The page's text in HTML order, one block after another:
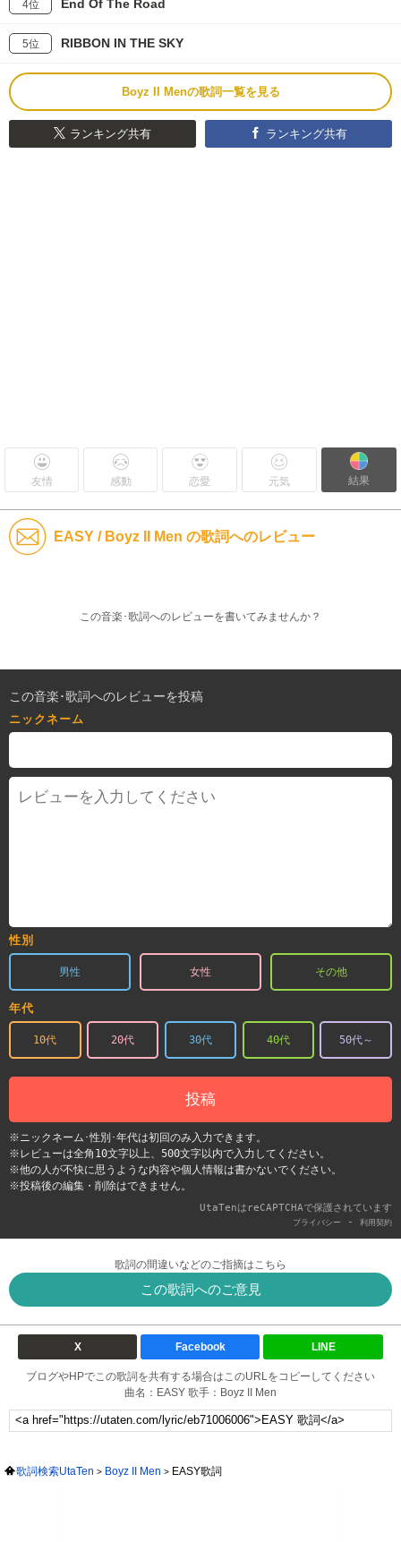
4位 End Of The Road
5位 RIBBON IN THE SKY
Boyz II Menの歌詞一覧を見る
ランキング共有 ランキング共有
友情 感動 恋愛 元気 結果
EASY / Boyz II Men の歌詞へのレビュー
この音楽･歌詞へのレビューを書いてみませんか？
この音楽･歌詞へのレビューを投稿
ニックネーム
性別
男性 女性 その他
年代
10代 20代 30代 40代 50代～
投稿
※ニックネーム･性別･年代は初回のみ入力できます。
※レビューは全角10文字以上、500文字以内で入力してください。
※他の人が不快に思うような内容や個人情報は書かないでください。
※投稿後の編集・削除はできません。
UtaTenはreCAPTCHAで保護されています
プライバシー - 利用契約
歌詞の間違いなどのご指摘はこちら
この歌詞へのご意見
X Facebook LINE
ブログやHPでこの歌詞を共有する場合はこのURLをコピーしてください
曲名：EASY 歌手：Boyz II Men
歌詞検索UtaTen Boyz II Men EASY歌詞